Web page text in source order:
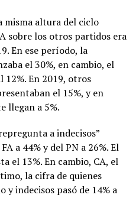
misma altura del ciclo
sobre los otros partidos era
En ese período, la
el 30%, en cambio, el
12%. En 2019, otros
el 15%, y en
llegan a 5%.
a indecisos”
a 44% y del PN a 26%. El
el 13%. En cambio, CA, el
la cifra de quienes
indecisos pasó de 14% a